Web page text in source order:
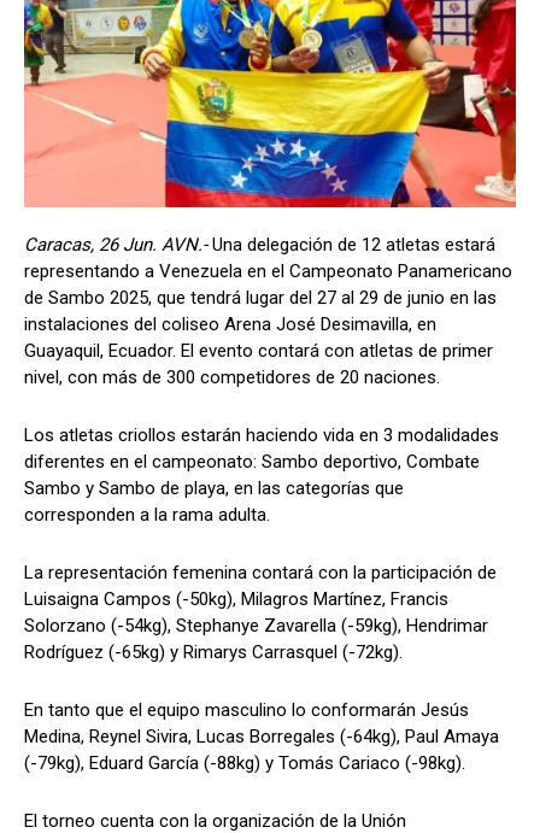
Caracas, 26 Jun. AVN.-Una delegación de 12 atletas estará
representando a Venezuela en el Campeonato Panamericano
de Sambo 2025, que tendrá lugar del 27 al 29 de junio en las
instalaciones del coliseo Arena José Desimavilla, en
Guayaquil, Ecuador. El evento contará con atletas de primer
nivel, con más de 300 competidores de 20 naciones.
Los atletas criollos estarán haciendo vida en 3 modalidades
diferentes en el campeonato: Sambo deportivo, Combate
Sambo y Sambo de playa, en las categorías que
corresponden a la rama adulta.
La representación femenina contará con la participación de
Luisaigna Campos (-50kg), Milagros Martínez, Francis
Solorzano (-54kg), Stephanye Zavarella (-59kg), Hendrimar
Rodríguez (-65kg) y Rimarys Carrasquel (-72kg).
En tanto que el equipo masculino lo conformarán Jesús
Medina, Reynel Sivira, Lucas Borregales (-64kg), Paul Amaya
(-79kg), Eduard García (-88kg) y Tomás Cariaco (-98kg).
El torneo cuenta con la organización de la Unión